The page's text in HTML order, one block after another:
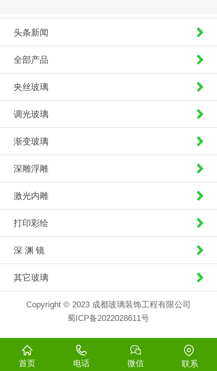
头条新闻
全部产品
夹丝玻璃
调光玻璃
渐变玻璃
深雕浮雕
激光内雕
打印彩绘
深 渊 镜
其它玻璃
Copyright © 2023 成都玻璃装饰工程有限公司
蜀ICP备2022028611号
首页 电话 微信 联系